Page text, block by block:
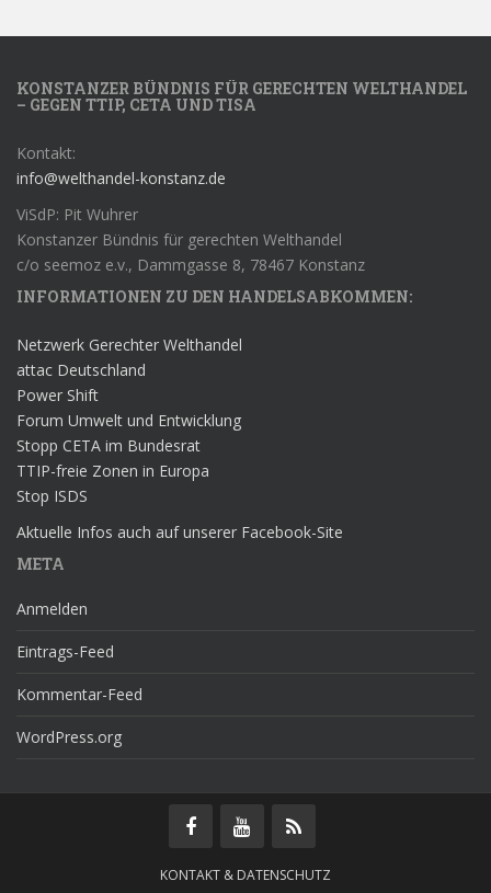
KONSTANZER BÜNDNIS FÜR GERECHTEN WELTHANDEL
– GEGEN TTIP, CETA UND TISA
Kontakt:
info@welthandel-konstanz.de
ViSdP: Pit Wuhrer
Konstanzer Bündnis für gerechten Welthandel
c/o seemoz e.v., Dammgasse 8, 78467 Konstanz
INFORMATIONEN ZU DEN HANDELSABKOMMEN:
Netzwerk Gerechter Welthandel
attac Deutschland
Power Shift
Forum Umwelt und Entwicklung
Stopp CETA im Bundesrat
TTIP-freie Zonen in Europa
Stop ISDS
Aktuelle Infos auch auf unserer Facebook-Site
META
Anmelden
Eintrags-Feed
Kommentar-Feed
WordPress.org
KONTAKT & DATENSCHUTZ